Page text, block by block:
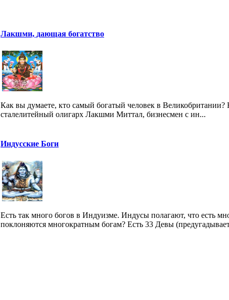
Лакшми, дающая богатство
Как вы думаете, кто самый богатый человек в
сталелитейный олигарх Лакшми Миттал, бизнесмен с ин...
Индусские Боги
Есть так много богов в Индуизме. Индусы полагают, что есть
поклоняются многократным богам? Есть 33 Девы